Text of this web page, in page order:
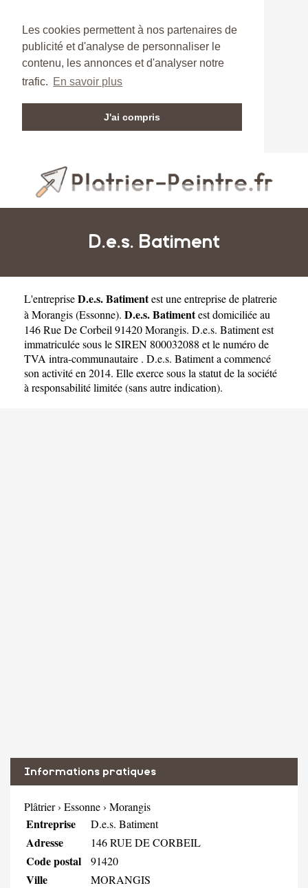
Les cookies permettent à nos partenaires de
publicité et d'analyse de personnaliser le
contenu, les annonces et d'analyser notre
trafic. En savoir plus
J'ai compris
D.e.s. Batiment
L'entrepriseD.e.s. Batimentest uneentreprise de platrerie
à Morangis(Essonne). D.e.s. Batimentest domiciliée au
146 Rue De Corbeil 91420 Morangis. D.e.s. Batiment est
immatriculée sous le SIREN 800032088 et le numéro de
TVA intra-communautaire . D.e.s. Batiment a commencé
son activité en 2014. Elle exerce sous la statut de la société
à responsabilité limitée (sans autre indication).
Informations pratiques
Plâtrier› Essonne› Morangis
Entreprise D.e.s. Batiment
Adresse 146 RUE DE CORBEIL
Code postal 91420
Ville MORANGIS